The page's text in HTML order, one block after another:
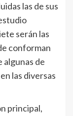
las de sus
serán las
conforman
algunas de
las diversas
principal,